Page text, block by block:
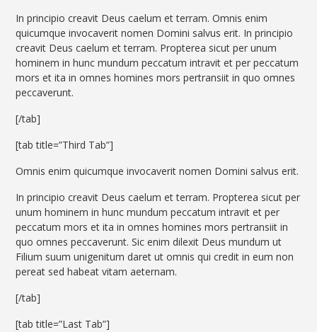
In principio creavit Deus caelum et terram. Omnis enim
quicumque invocaverit nomen Domini salvus erit. In principio
creavit Deus caelum et terram. Propterea sicut per unum
hominem in hunc mundum peccatum intravit et per peccatum
mors et ita in omnes homines mors pertransiit in quo omnes
peccaverunt.
[/tab]
[tab title=”Third Tab”]
Omnis enim quicumque invocaverit nomen Domini salvus erit.
In principio creavit Deus caelum et terram. Propterea sicut per
unum hominem in hunc mundum peccatum intravit et per
peccatum mors et ita in omnes homines mors pertransiit in
quo omnes peccaverunt. Sic enim dilexit Deus mundum ut
Filium suum unigenitum daret ut omnis qui credit in eum non
pereat sed habeat vitam aeternam.
[/tab]
[tab title=”Last Tab”]